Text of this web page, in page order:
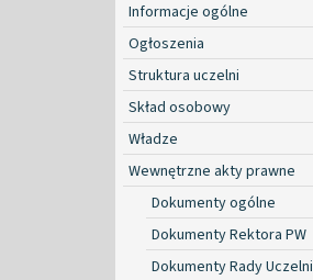
Informacje ogólne
Ogłoszenia
Struktura uczelni
Skład osobowy
Władze
Wewnętrzne akty prawne
Dokumenty ogólne
Dokumenty Rektora PW
Dokumenty Rady Uczelni